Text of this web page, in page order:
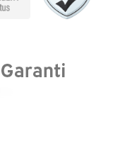
kr.